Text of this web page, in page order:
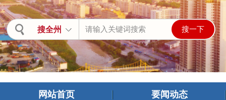
搜全州
网站首页 要闻动态